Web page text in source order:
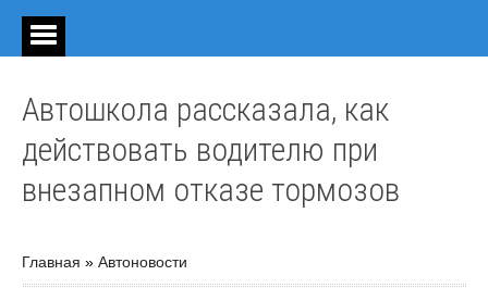
Автошкола рассказала, как
действовать водителю при
внезапном отказе тормозов
Главная » Автоновости